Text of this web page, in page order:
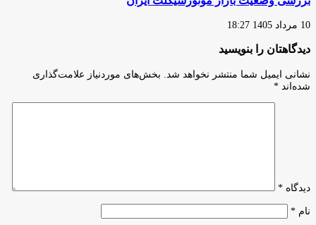
10 مرداد 1405 18:27
دیدگاهتان را بنویسید
نشانی ایمیل شما منتشر نخواهد شد.
بخش‌های موردنیاز علامت‌گذاری
شده‌اند *
دیدگاه *
نام *